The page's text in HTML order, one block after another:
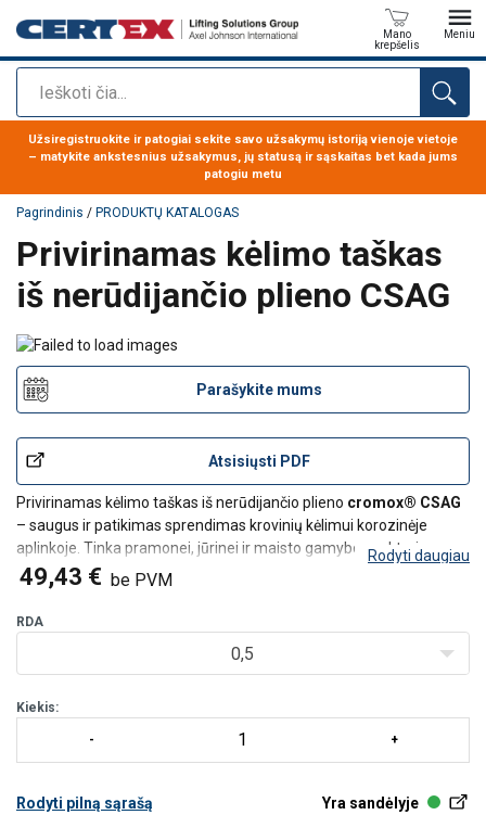
Paieška
Mano
krepšelis
Meniu
Produktas buvo pridėtas prie jūsų užklausos
Užsiregistruokite ir patogiai sekite savo užsakymų istoriją vienoje vietoje
– matykite ankstesnius užsakymus, jų statusą ir sąskaitas bet kada jums
patogiu metu
Pagrindinis / PRODUKTŲ KATALOGAS
Privirinamas kėlimo taškas
iš nerūdijančio plieno CSAG
Parašykite mums
Atsisiųsti PDF
Privirinamas kėlimo taškas iš nerūdijančio plieno cromox® CSAG
– saugus ir patikimas sprendimas krovinių kėlimui korozinėje
aplinkoje. Tinka pramonei, jūrinei ir maisto gamybos sektoriams.
Darbinė apkrova iki 10 t.
Rodyti daugiau
49,43 € be PVM
RDA
0,5
Kiekis:
Rodyti pilną sąrašą Yra sandėlyje